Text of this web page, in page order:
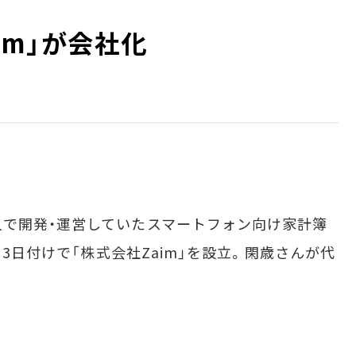
」が会社化
発・運営していたスマートフォン向け家計簿
日付けで「株式会社Zaim」を設立。閑歳さんが代